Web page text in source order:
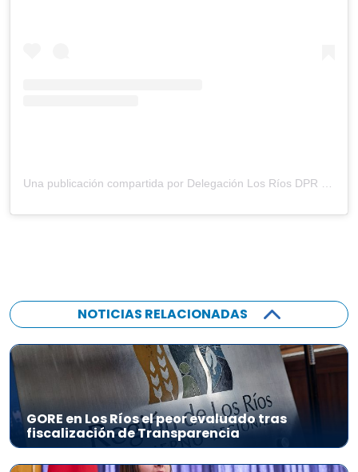
NOTICIAS RELACIONADAS
GORE en Los Ríos el peor evaluado tras
fiscalización de Transparencia